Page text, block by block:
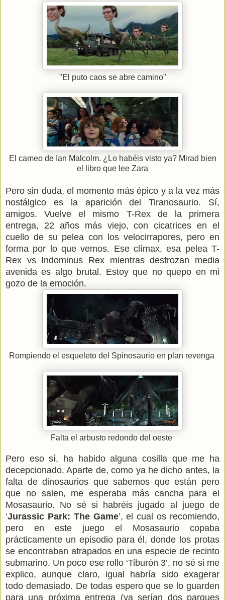
"El puto caos se abre camino"
El cameo de Ian Malcolm. ¿Lo habéis visto ya? Mirad bien
el libro que lee Zara
Pero sin duda, el momento más épico y a la vez más
nostálgico es la aparición del Tiranosaurio. Sí,
amigos. Vuelve el mismo T-Rex de la primera
entrega, 22 años más viejo, con cicatrices en el
cuello de su pelea con los velocirrapores, pero en
forma por lo que vemos. Ese clímax, esa pelea T-
Rex vs Indominus Rex mientras destrozan media
avenida es algo brutal. Estoy que no quepo en mi
gozo de la emoción.
Rompiendo el esqueleto del Spinosaurio en plan revenga
Falta el arbusto redondo del oeste
Pero eso sí, ha habido alguna cosilla que me ha
decepcionado. Aparte de, como ya he dicho antes, la
falta de dinosaurios que sabemos que están pero
que no salen, me esperaba más cancha para el
Mosasaurio. No sé si habréis jugado al juego de
‘Jurassic Park: The Game’, el cual os recomiendo,
pero en este juego el Mosasaurio copaba
prácticamente un episodio para él, donde los protas
se encontraban atrapados en una especie de recinto
submarino. Un poco ese rollo ‘Tiburón 3’, no sé si me
explico, aunque claro, igual habría sido exagerar
todo demasiado. De todas espero que se lo guarden
para una próxima entrega (ya serían dos parques